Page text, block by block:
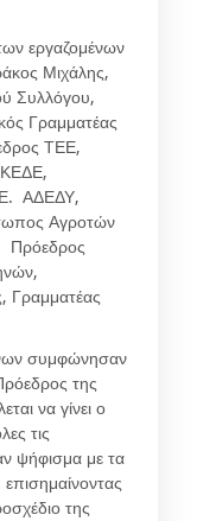
εργαζομένων
Μιχάλης,
Συλλόγου,
Γραμματέας
ΤΕΕ,
ΚΕΔΕ,
ΑΔΕΔΥ,
Αγροτών
Πρόεδρος
Γραμματέας
συμφώνησαν
της
να γίνει ο
τις
ψήφισμα με τα
της